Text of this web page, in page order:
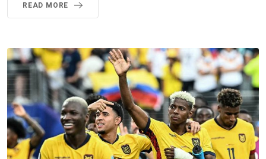
READ MORE